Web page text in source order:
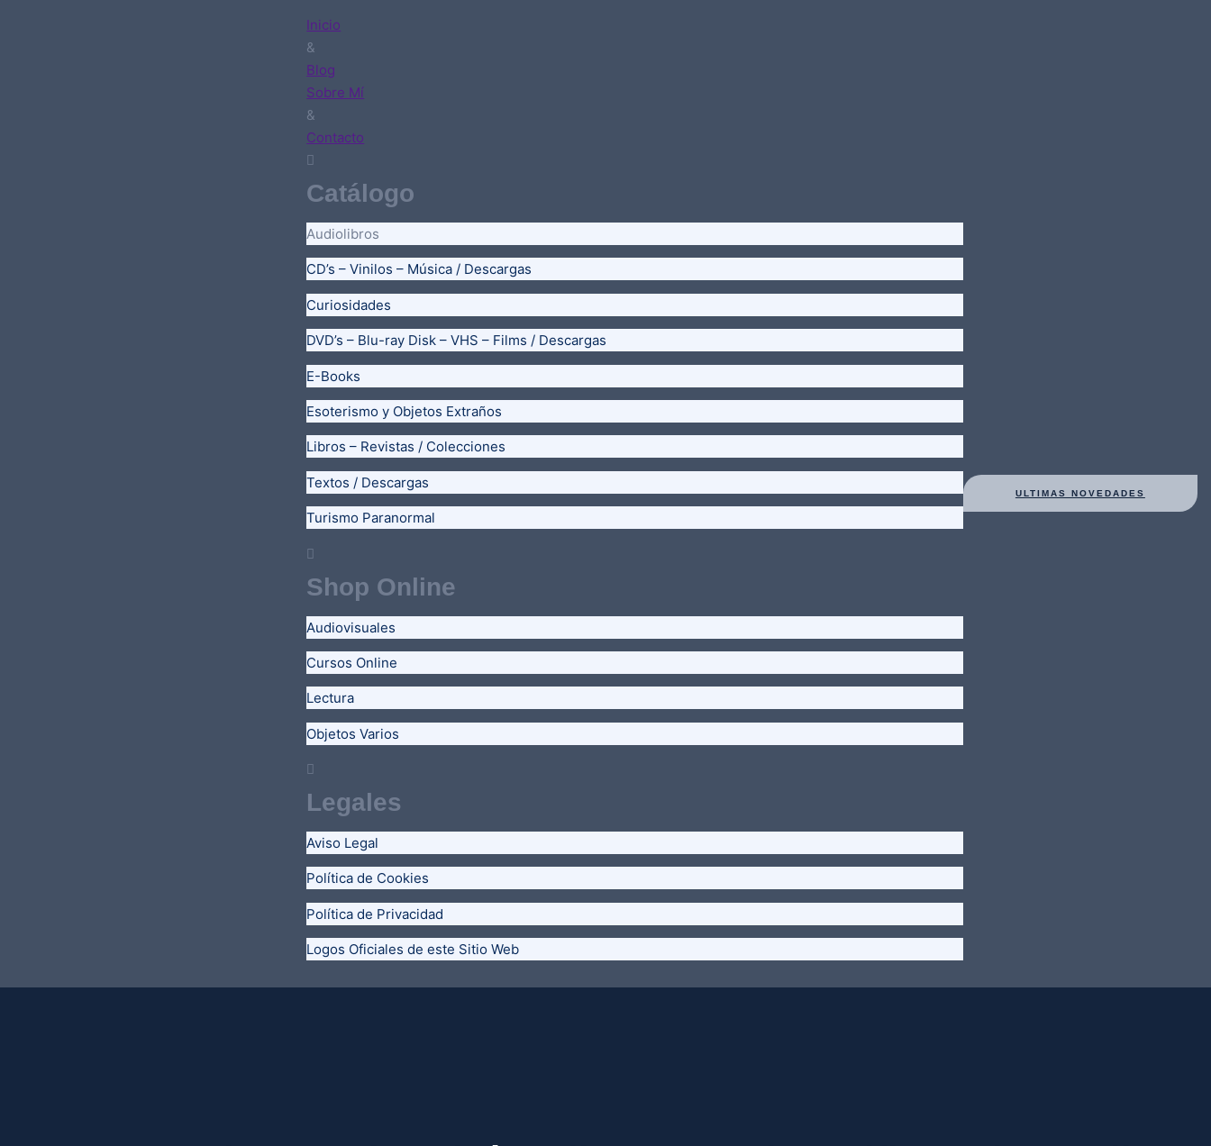
Inicio
&
Blog
Sobre Mí
&
Contacto
Catálogo
Audiolibros
CD’s – Vinilos – Música / Descargas
Curiosidades
DVD’s – Blu-ray Disk – VHS – Films / Descargas
E-Books
Esoterismo y Objetos Extraños
Libros – Revistas / Colecciones
Textos / Descargas
Turismo Paranormal
Shop Online
Audiovisuales
Cursos Online
Lectura
Objetos Varios
Legales
Aviso Legal
Política de Cookies
Política de Privacidad
Logos Oficiales de este Sitio Web
ULTIMAS NOVEDADES